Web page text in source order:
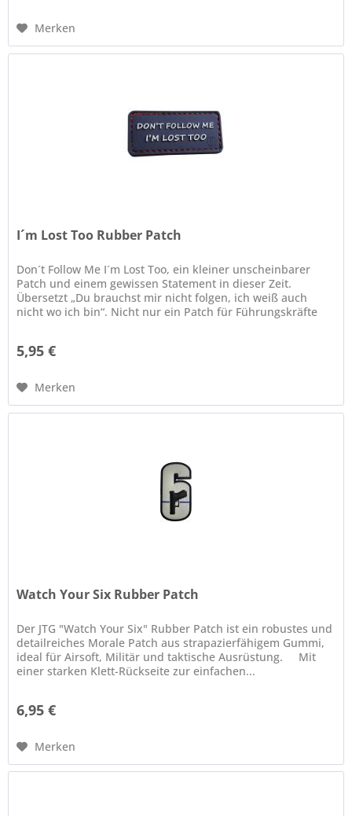
Merken
I´m Lost Too Rubber Patch
Don´t Follow Me I´m Lost Too, ein kleiner unscheinbarer
Patch und einem gewissen Statement in dieser Zeit.
Übersetzt „Du brauchst mir nicht folgen, ich weiß auch
nicht wo ich bin“. Nicht nur ein Patch für Führungskräfte
5,95 €
Merken
Watch Your Six Rubber Patch
Der JTG "Watch Your Six" Rubber Patch ist ein robustes und
detailreiches Morale Patch aus strapazierfähigem Gummi,
ideal für Airsoft, Militär und taktische Ausrüstung. Mit
einer starken Klett-Rückseite zur einfachen...
6,95 €
Merken